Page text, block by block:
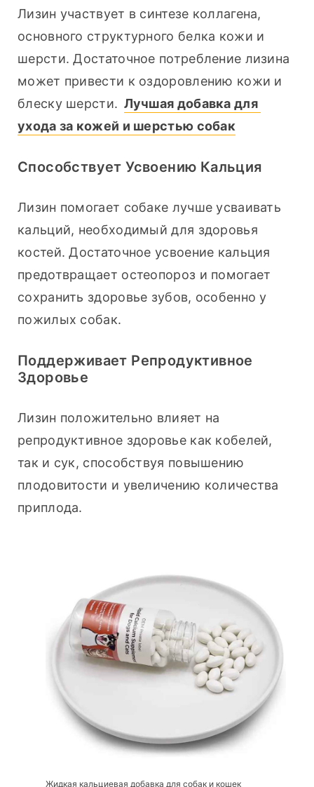
Лизин участвует в синтезе коллагена,
основного структурного белка кожи и
шерсти. Достаточное потребление лизина
может привести к оздоровлению кожи и
блеску шерсти. Лучшая добавка для
ухода за кожей и шерстью собак
Способствует Усвоению Кальция
Лизин помогает собаке лучше усваивать
кальций, необходимый для здоровья
костей. Достаточное усвоение кальция
предотвращает остеопороз и помогает
сохранить здоровье зубов, особенно у
пожилых собак.
Поддерживает Репродуктивное
Здоровье
Лизин положительно влияет на
репродуктивное здоровье как кобелей,
так и сук, способствуя повышению
плодовитости и увеличению количества
приплода.
Жидкая кальциевая добавка для собак и кошек